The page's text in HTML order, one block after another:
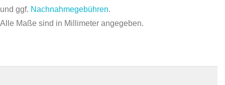
und ggf. Nachnahmegebühren.
Alle Maße sind in Millimeter angegeben.